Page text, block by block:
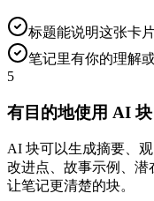
标题能说明这张卡
笔记里有你的理解
5
有目的地使用 AI 块
AI 块可以生成摘要、
改进点、故事示例、
让笔记更清楚的块。